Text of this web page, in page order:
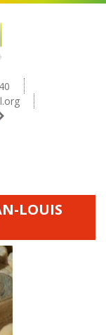
LOUIS